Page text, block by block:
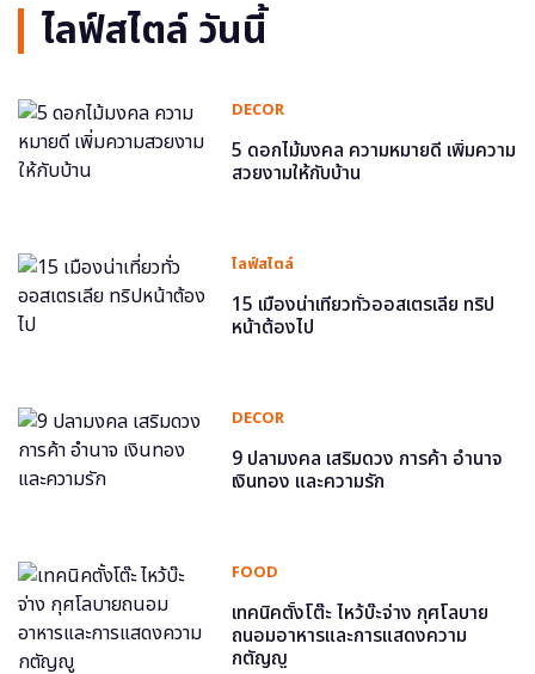
ไลฟ์สไตล์ วันนี้
DECOR
5 ดอกไม้มงคล ความหมายดี เพิ่มความ
สวยงามให้กับบ้าน
ไลฟ์สไตล์
15 เมืองน่าเที่ยวทั่วออสเตรเลีย ทริป
หน้าต้องไป
DECOR
9 ปลามงคล เสริมดวง การค้า อำนาจ
เงินทอง และความรัก
FOOD
เทคนิคตั้งโต๊ะ ไหว้บ๊ะจ่าง กุศโลบาย
ถนอมอาหารและการแสดงความ
กตัญญู